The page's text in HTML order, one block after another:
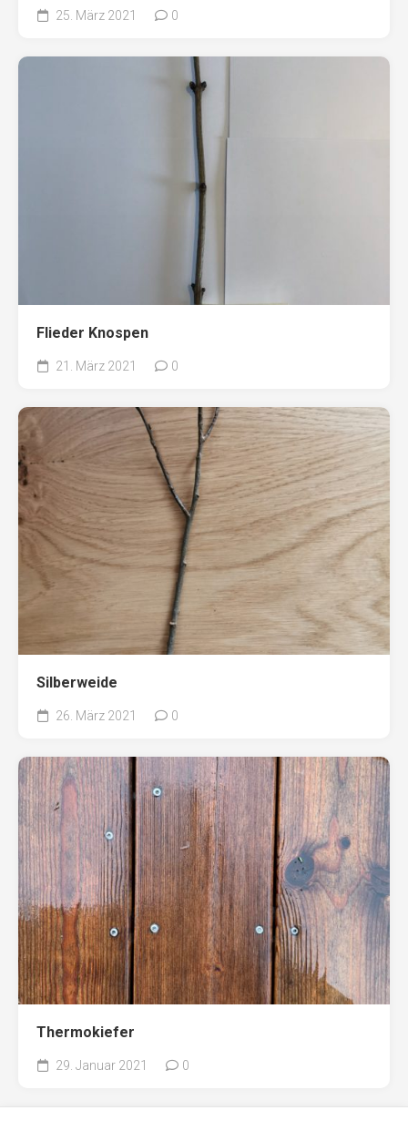
25. März 2021 0
Flieder Knospen
21. März 2021 0
Silberweide
26. März 2021 0
Thermokiefer
29. Januar 2021 0